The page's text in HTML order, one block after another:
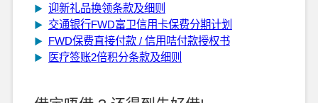
▶ 迎新礼品换领条款及细则
▶ 交通银行FWD富卫信用卡保费分期计划
▶ FWD保费直接付款 / 信用咭付款授权书
▶ 医疗签账2倍积分条款及细则